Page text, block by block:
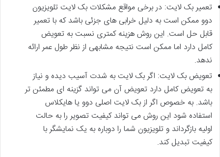
تعمیر بک لایت: در برخی مواقع مشکلات بک لایت تلویزیون
دوو ممکن است به دلیل خرابی های جزئی باشد که با تعمیر
قابل حل است. این روش هزینه کمتری نسبت به تعویض
کامل دارد اما ممکن است نتیجه مشابهی از نظر طول عمر ارائه
ندهد.
تعویض بک لایت: اگر بک لایت به شدت آسیب دیده و نیاز
به تعویض کامل دارد تعویض آن می تواند گزینه ای مطمئن تر
باشد. به خصوص اگر از بک لایت اصلی دوو یا هایکلاس
استفاده شود این روش می تواند کیفیت تصویر را به حالت
اولیه بازگرداند و تلویزیون شما را دوباره به یک نمایشگر با
کیفیت تبدیل کند.